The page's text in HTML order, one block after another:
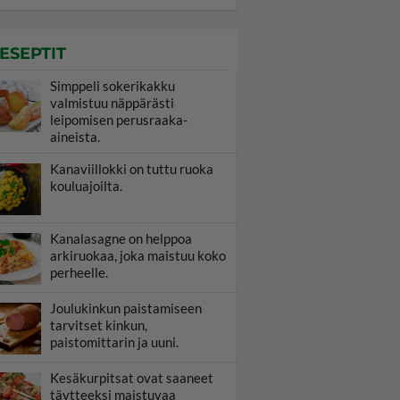
Simppeli sokerikakku
valmistuu näppärästi
leipomisen perusraaka-
aineista.
Kanaviillokki on tuttu ruoka
kouluajoilta.
Kanalasagne on helppoa
arkiruokaa, joka maistuu koko
perheelle.
Joulukinkun paistamiseen
tarvitset kinkun,
paistomittarin ja uuni.
Kesäkurpitsat ovat saaneet
täytteeksi maistuvaa